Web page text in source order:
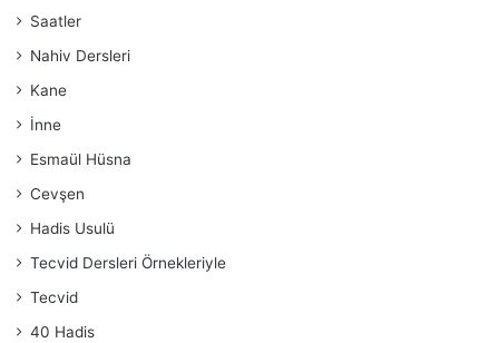
Saatler
Nahiv Dersleri
Kane
İnne
Esmaül Hüsna
Cevşen
Hadis Usulü
Tecvid Dersleri Örnekleriyle
Tecvid
40 Hadis